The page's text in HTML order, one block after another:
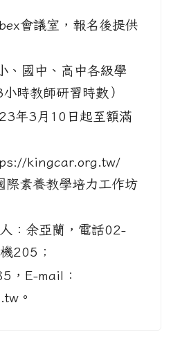
會議室，報名後提供
、國中、高中各級學
時教師研習時數）
年3月10日起至額滿
kingcar.org.tw/
素養教學培力工作坊
：余亞蘭，電話02-
205；
，E-mail：
。